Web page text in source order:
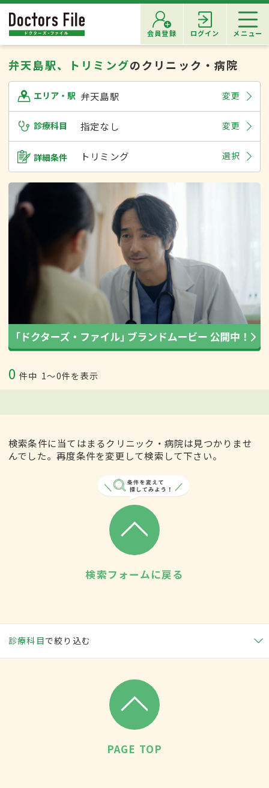
会員登録 ログイン メニュー
弁天島駅、トリミングのクリニック・病院
エリア・駅 弁天島駅 変更
診療科目 指定なし 変更
詳細条件 トリミング 選択
0 件中 1〜0件を表示
検索条件に当てはまるクリニック・病院は見つかりませ
んでした。再度条件を変更して検索して下さい。
検索フォームに戻る
診療科目で絞り込む
PAGE TOP